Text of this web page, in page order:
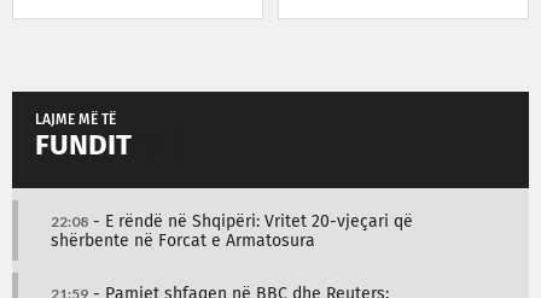
LAJME MË TË
FUNDIT
22:08 - E rëndë në Shqipëri: Vritet 20-vjeçari që
shërbente në Forcat e Armatosura
21:59 - Pamjet shfaqen në BBC dhe Reuters: